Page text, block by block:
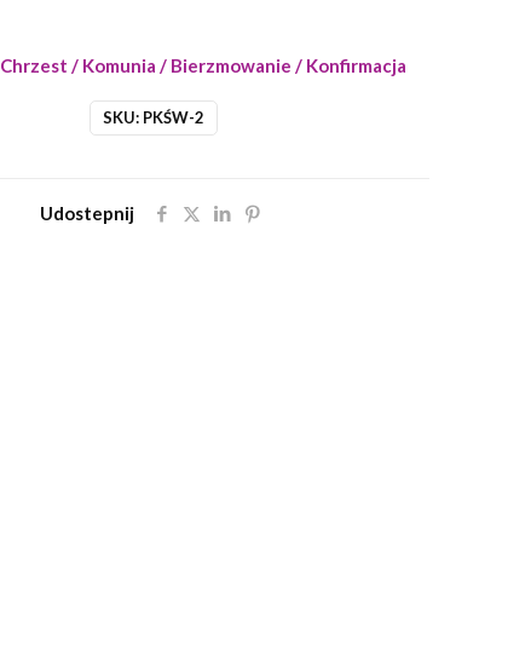
SKU: PKŚW-2
Chrzest / Komunia / Bierzmowanie / Konfirmacja
Udostepnij